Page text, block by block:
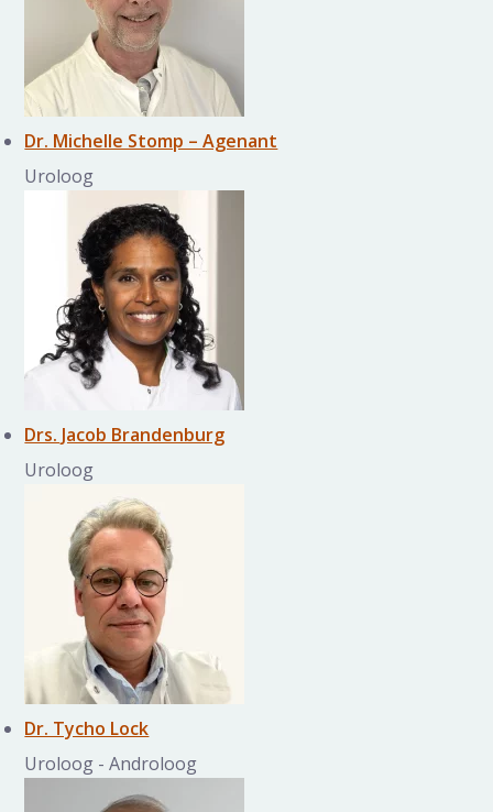
Dr. Michelle Stomp – Agenant
Uroloog
Drs. Jacob Brandenburg
Uroloog
Dr. Tycho Lock
Uroloog - Androloog